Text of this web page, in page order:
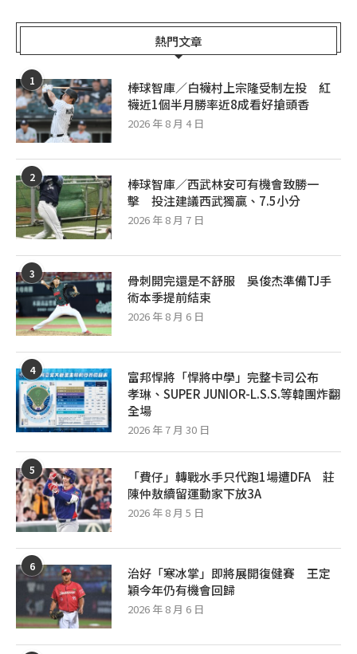
熱門文章
1
棒球智庫／白襪村上宗隆受制左投 紅
襪近1個半月勝率近8成看好搶頭香
2026 年 8 月 4 日
2
棒球智庫／西武林安可有機會致勝一
擊 投注建議西武獨贏、7.5小分
2026 年 8 月 7 日
3
骨刺開完還是不舒服 吳俊杰準備TJ手
術本季提前結束
2026 年 8 月 6 日
4
富邦悍將「悍將中學」完整卡司公布
孝琳、SUPER JUNIOR-L.S.S.等韓團炸翻
全場
2026 年 7 月 30 日
5
「費仔」轉戰水手只代跑1場遭DFA 莊
陳仲敖續留運動家下放3A
2026 年 8 月 5 日
6
治好「寒冰掌」即將展開復健賽 王定
穎今年仍有機會回歸
2026 年 8 月 6 日